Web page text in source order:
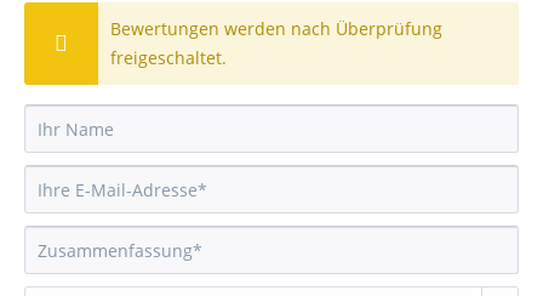
Bewertungen werden nach Überprüfung
freigeschaltet.